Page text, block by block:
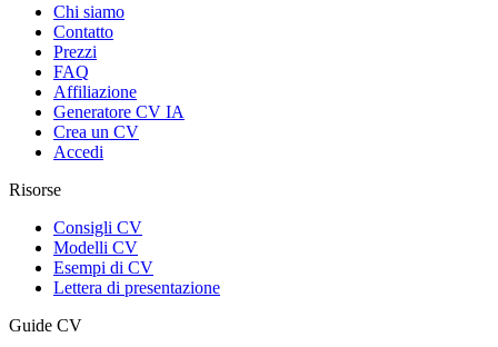
Chi siamo
Contatto
Prezzi
FAQ
Affiliazione
Generatore CV IA
Crea un CV
Accedi
Risorse
Consigli CV
Modelli CV
Esempi di CV
Lettera di presentazione
Guide CV